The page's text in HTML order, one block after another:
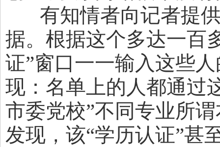
有知情者向记者提供
据。根据这个多达一百
证”窗口一一输入这些
现：名单上的人都通过
市委党校”不同专业所
发现，该“学历认证”甚